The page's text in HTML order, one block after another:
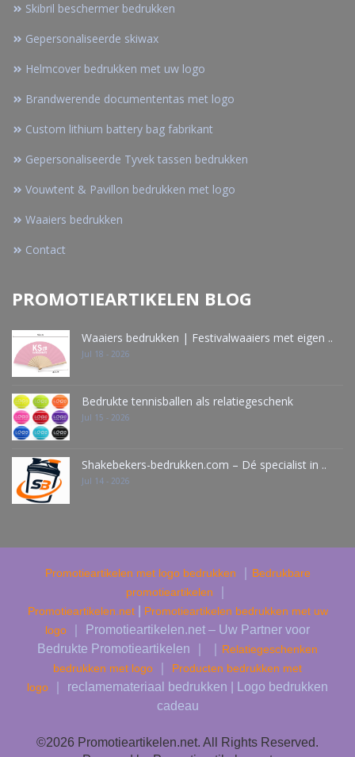
Skibril beschermer bedrukken
Gepersonaliseerde skiwax
Helmcover bedrukken met uw logo
Brandwerende documententas met logo
Custom lithium battery bag fabrikant
Gepersonaliseerde Tyvek tassen bedrukken
Vouwtent & Pavillon bedrukken met logo
Waaiers bedrukken
Contact
PROMOTIEARTIKELEN BLOG
Waaiers bedrukken | Festivalwaaiers met eigen ..
Jul 18 - 2026
Bedrukte tennisballen als relatiegeschenk
Jul 15 - 2026
Shakebekers-bedrukken.com – Dé specialist in ..
Jul 14 - 2026
Promotieartikelen met logo bedrukken
Bedrukbare
promotieartikelen
Promotieartikelen.net|
Promotieartikelen bedrukken met uw
logo ｜ Promotieartikelen.net – Uw Partner voor
Bedrukte Promotieartikelen ｜ ｜ Relatiegeschenken
bedrukken met logo
Producten bedrukken met
logo ｜ reclamemateriaal bedrukken | Logo bedrukken
cadeau
©2026 Promotieartikelen.net. All Rights Reserved.